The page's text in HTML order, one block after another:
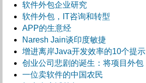
软件外包企业研究
软件外包，IT咨询和转型
APP的生意经
Naresh Jain谈印度敏捷
增进离岸Java开发效率的10个提示
创业公司悲剧的诞生：将项目外包
一位卖软件的中国农民